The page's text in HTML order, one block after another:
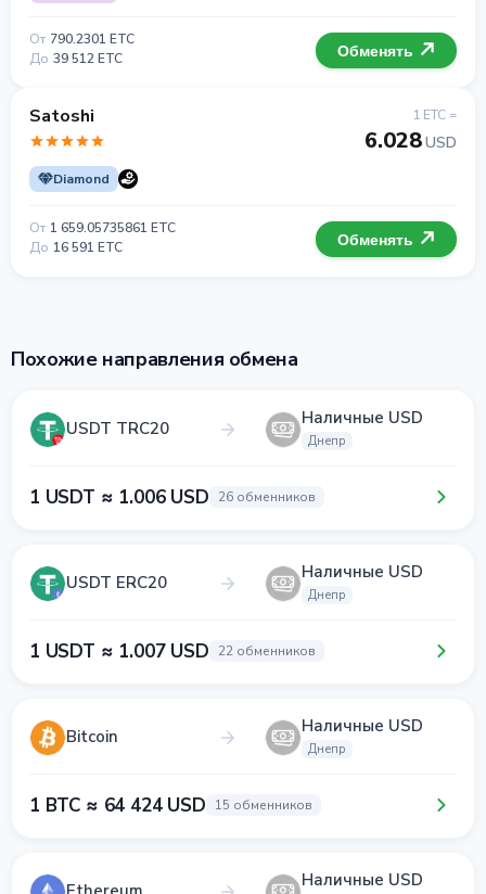
От 790.2301 ETC
До 39 512 ETC Обменять
Satoshi
Diamond
1 ETC =
6.028USD
От 1 659.05735861 ETC
До 16 591 ETC Обменять
Похожие направления обмена
USDT TRC20 Наличные USD
Днепр
1 USDT ≈ 1.006 USD 26 обменников
USDT ERC20 Наличные USD
Днепр
1 USDT ≈ 1.007 USD 22 обменников
Bitcoin Наличные USD
Днепр
1 BTC ≈ 64 424 USD 15 обменников
Наличные USD